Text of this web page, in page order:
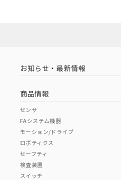
お知らせ・最新情報
商品情報
センサ
FAシステム機器
モーション/ドライブ
ロボティクス
セーフティ
検査装置
スイッチ